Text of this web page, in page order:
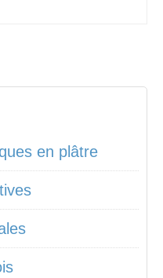
en plâtre